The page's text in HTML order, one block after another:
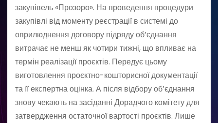
закупівель «Прозоро». На проведення процедури
закупівлі від моменту реєстрації в системі до
оприлюднення договору підряду об’єднання
витрачає не менш як чотири тижні, що впливає на
термін реалізації проєктів. Передує цьому
виготовлення проєктно-кошторисної документації
та її експертна оцінка. А після відбору об’єднання
знову чекають на засіданні Дорадчого комітету для
затвердження остаточної вартості проєктів. Лише